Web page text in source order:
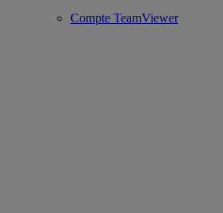
Compte TeamViewer